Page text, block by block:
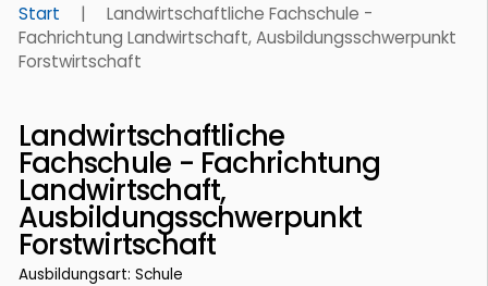
Start |
Landwirtschaftliche Fachschule -
Fachrichtung Landwirtschaft, Ausbildungsschwerpunkt
Forstwirtschaft
Landwirtschaftliche
Fachschule - Fachrichtung
Landwirtschaft,
Ausbildungsschwerpunkt
Forstwirtschaft
Ausbildungsart: Schule